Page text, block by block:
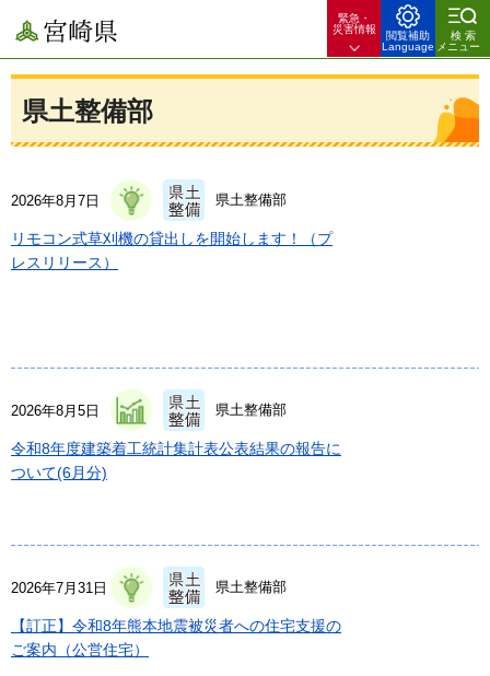
宮崎県
緊急・
災害情報
閲覧補助
Language
検索
メニュー
県土整備部
2026年8月7日 県土整備部
リモコン式草刈機の貸出しを開始します！（プ
レスリリース）
2026年8月5日 県土整備部
令和8年度建築着工統計集計表公表結果の報告に
ついて(6月分)
2026年7月31日 県土整備部
【訂正】令和8年熊本地震被災者への住宅支援の
ご案内（公営住宅）